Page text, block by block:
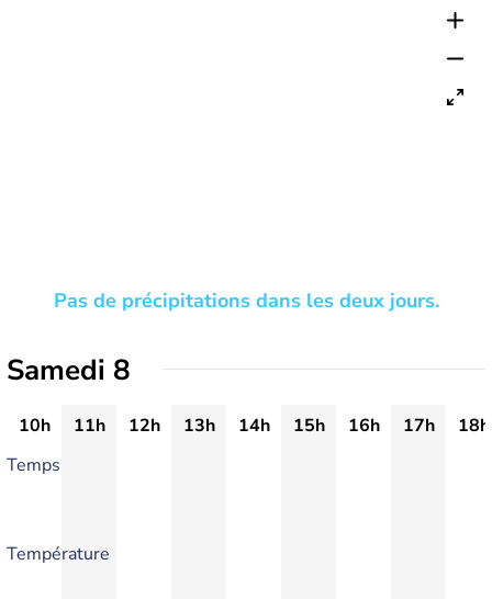
Pas de précipitations dans les deux jours.
Samedi 8
10h 11h 12h 13h 14h 15h 16h 17h
18h
Temps
Température